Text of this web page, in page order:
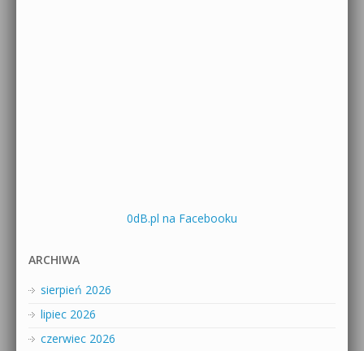
0dB.pl na Facebooku
ARCHIWA
sierpień 2026
lipiec 2026
czerwiec 2026